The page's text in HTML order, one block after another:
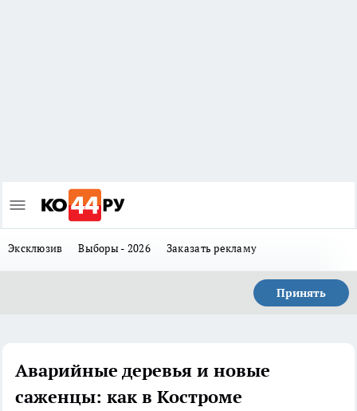
Эксклюзив Выборы - 2026 Заказать рекламу
Принять
Аварийные деревья и новые
саженцы: как в Костроме